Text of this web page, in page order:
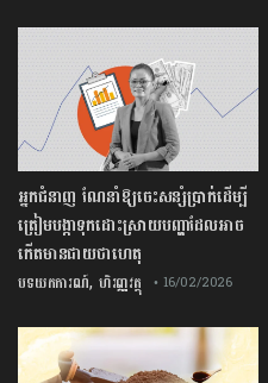
អ្នកជំនាញ ណែនាំឱ្យចេះសន្សំប្រាក់ដើម្បី
ត្រៀមបង្កាទុកដោះស្រាយបញ្ហាដែលអាច
កើតមានជាយថាហេតុ
បទយកការណ៍, ហិរញ្ញវត្ថុ • 16/02/2026